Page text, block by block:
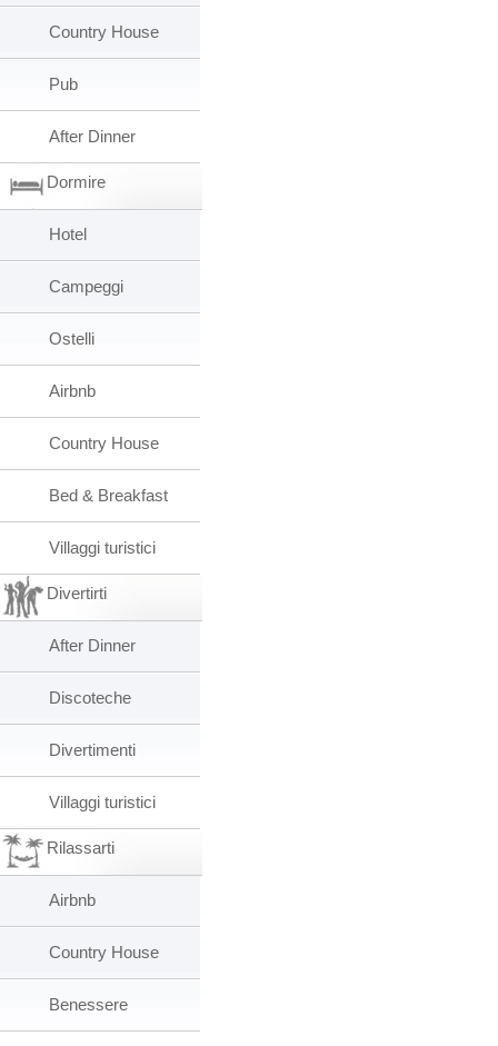
Country House
Pub
After Dinner
Dormire
Hotel
Campeggi
Ostelli
Airbnb
Country House
Bed & Breakfast
Villaggi turistici
Divertirti
After Dinner
Discoteche
Divertimenti
Villaggi turistici
Rilassarti
Airbnb
Country House
Benessere